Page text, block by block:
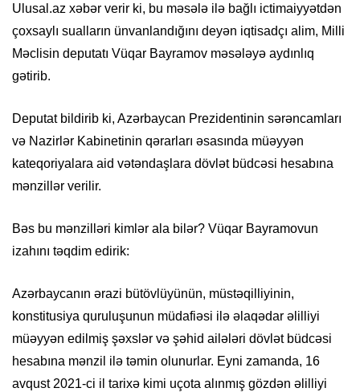
Ulusal.az xəbər verir ki, bu məsələ ilə bağlı ictimaiyyətdən
çoxsaylı sualların ünvanlandığını deyən iqtisadçı alim, Milli
Məclisin deputatı Vüqar Bayramov məsələyə aydınlıq
gətirib.
Deputat bildirib ki, Azərbaycan Prezidentinin sərəncamları
və Nazirlər Kabinetinin qərarları əsasında müəyyən
kateqoriyalara aid vətəndaşlara dövlət büdcəsi hesabına
mənzillər verilir.
Bəs bu mənzilləri kimlər ala bilər? Vüqar Bayramovun
izahını təqdim edirik:
Azərbaycanın ərazi bütövlüyünün, müstəqilliyinin,
konstitusiya quruluşunun müdafiəsi ilə əlaqədar əlilliyi
müəyyən edilmiş şəxslər və şəhid ailələri dövlət büdcəsi
hesabına mənzil ilə təmin olunurlar. Eyni zamanda, 16
avqust 2021-ci il tarixə kimi uçota alınmış gözdən əlilliyi